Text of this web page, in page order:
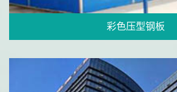
彩色压型钢板